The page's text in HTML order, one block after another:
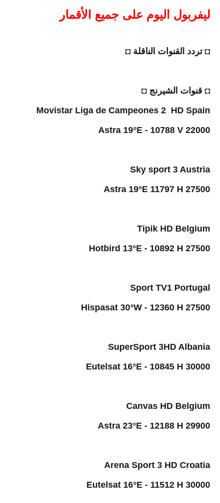
ليفربول اليوم على جميع الأقمار
◘ تردد القنوات الناقلة ◘
◘ قنوات الشيرنج ◘
Movistar Liga de Campeones 2 HD Spain
Astra 19°E - 10788 V 22000
Sky sport 3 Austria
Astra 19°E 11797 H 27500
Tipik HD Belgium
Hotbird 13°E - 10892 H 27500
Sport TV1 Portugal
Hispasat 30°W - 12360 H 27500
SuperSport 3HD Albania
Eutelsat 16°E - 10845 H 30000
Canvas HD Belgium
Astra 23°E - 12188 H 29900
Arena Sport 3 HD Croatia
Eutelsat 16°E - 11512 H 30000